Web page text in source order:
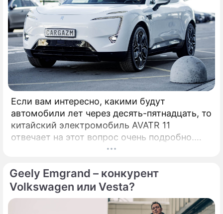
Если вам интересно, какими будут
автомобили лет через десять-пятнадцать, то
китайский электромобиль AVATR 11
отвечает на этот вопрос очень подробно.
Начнем с того, что AVATR является дочерней
большим опытом производства
автомобилей.
Geely Emgrand – конкурент
Volkswagen или Vesta?